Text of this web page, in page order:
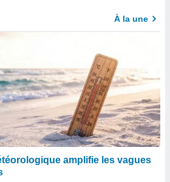
À la une
amplifie les vagues